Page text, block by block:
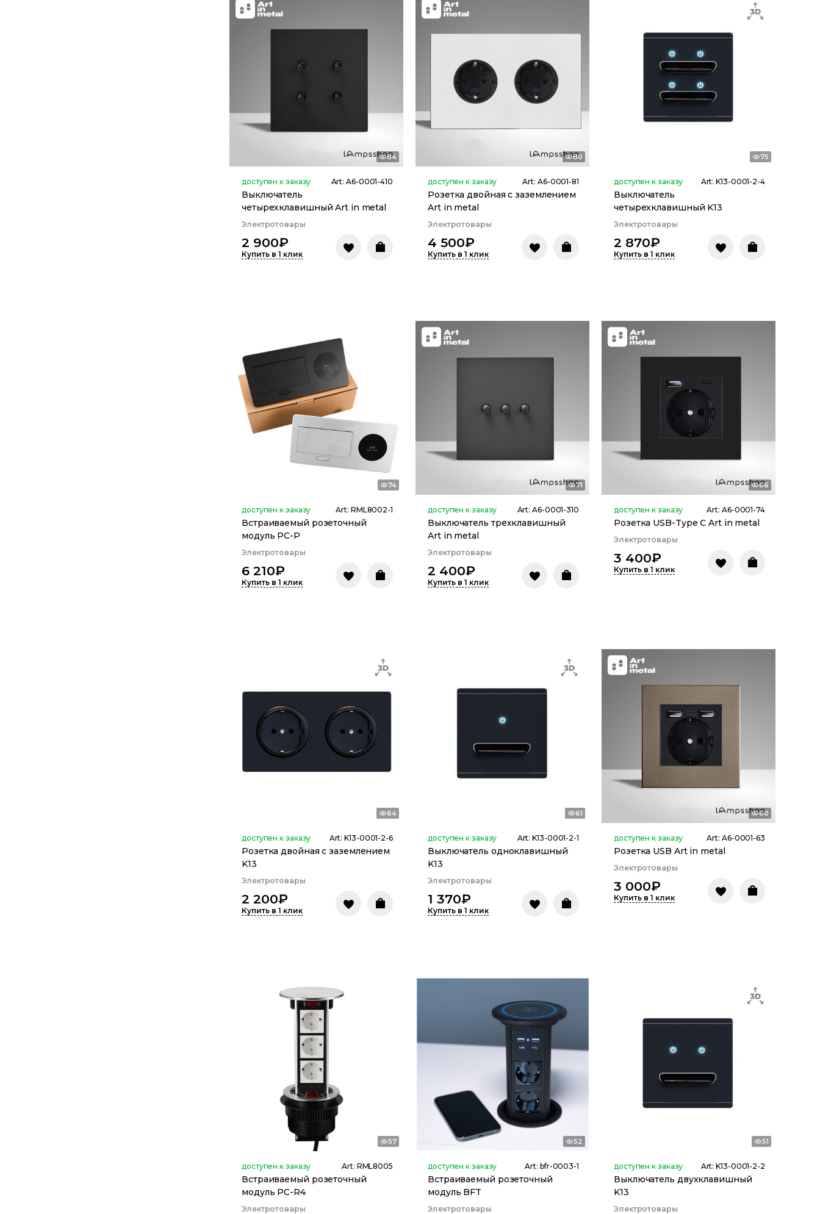
84
доступен к заказу Art:A6-0001-410
Выключатель
четырехклавишный Art in metal
Электротовары
2 900₽
Купить в 1 клик
80
доступен к заказу Art: A6-0001-81
Розетка двойная с заземлением
Art in metal
Электротовары
4 500₽
Купить в 1 клик
75
доступен к заказу Art:K13-0001-2-4
Выключатель
четырехклавишный K13
Электротовары
2 870₽
Купить в 1 клик
74
доступен к заказу Art: RML8002-1
Встраиваемый розеточный
модуль PC-P
Электротовары
6 210₽
Купить в 1 клик
71
доступен к заказу Art:A6-0001-310
Выключатель трехклавишный
Art in metal
Электротовары
2 400₽
Купить в 1 клик
66
доступен к заказу Art: A6-0001-74
Розетка USB-Type C Art in metal
Электротовары
3 400₽
Купить в 1 клик
64
доступен к заказу Art:K13-0001-2-6
Розетка двойная с заземлением
K13
Электротовары
2 200₽
Купить в 1 клик
61
доступен к заказу Art:K13-0001-2-1
Выключатель одноклавишный
K13
Электротовары
1 370₽
Купить в 1 клик
60
доступен к заказу Art: A6-0001-63
Розетка USB Art in metal
Электротовары
3 000₽
Купить в 1 клик
57
доступен к заказу Art: RML8005
Встраиваемый розеточный
модуль PC-R4
Электротовары
52
доступен к заказу Art: bfr-0003-1
Встраиваемый розеточный
модуль BFT
Электротовары
51
доступен к заказу Art:K13-0001-2-2
Выключатель двухклавишный
K13
Электротовары